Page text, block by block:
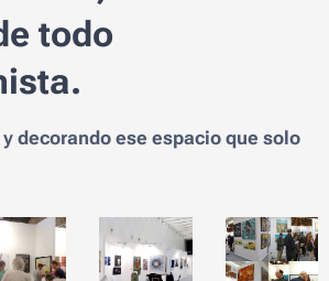
todo
decorando ese espacio que solo